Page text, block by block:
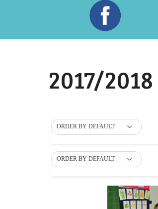
2017/2018
ORDER BY DEFAULT
ORDER BY DEFAULT